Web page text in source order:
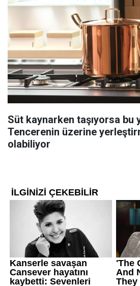
Süt kaynarken taşıyorsa bu
Tencerenin üzerine
olabiliyor